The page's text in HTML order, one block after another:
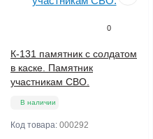
0
К-131 памятник с солдатом
в каске. Памятник
участникам СВО.
В наличии
Код товара: 000292